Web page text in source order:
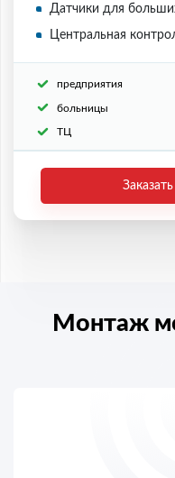
Датчики для
Центральная
предприятия
больницы
ТЦ
Монтаж